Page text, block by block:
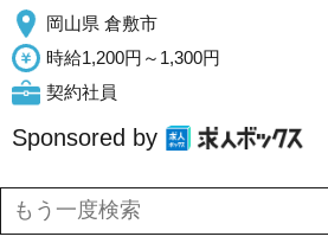
岡山県 倉敷市
時給1,200円～1,300円
契約社員
Sponsored by